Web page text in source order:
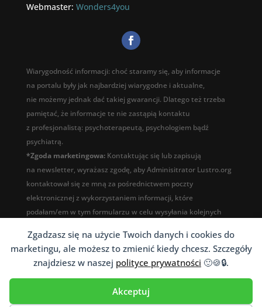
Zgadzasz się na użycie Twoich danych i cookies do
marketingu, ale możesz to zmienić kiedy chcesz. Szczegóły
znajdziesz w naszej polityce prywatności 🙂🍪🔒.
Akceptuj
Webmaster: Wonders4you
Wiarygodność informacji: choć staramy się, aby informacje
na portalu były jak najbardziej wiarygodne i aktualne,
nie możemy jednak dać takiej gwarancji. Dlatego też trzeba
pamiętać, że informacje te nie zastąpią kontaktu
z profesjonalistą: psychoterapeutą, psychologiem bądź
psychiatrą.
*Zgoda marketingowa: Kontaktując się lub zapisują
na newsletter, wyrażasz zgodę, aby Adminisitrator Lustro.org
kontaktował się ze mną za pośrednictwem poczty
elektronicznej z wykorzystaniem informacji, które
podałam/em w tym formularzu w celu wysyłania kolejnych
i marketingu. Zobacz całąpolityke prywatności